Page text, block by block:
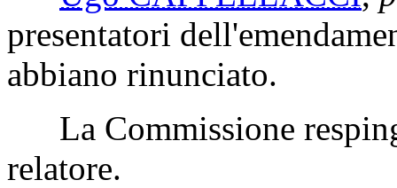
La sottosegretaria
conforme a quello del
La Commissione, con
emendamenti 1.1, 1.2,